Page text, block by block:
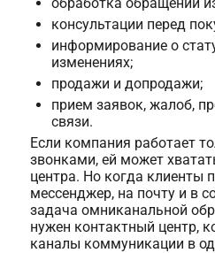
консультации перед
информирование о
изменениях;
продажи и допродажи;
прием заявок, жалоб,
связи.
Если компания работает
звонками, ей может
центра. Но когда клиенты
мессенджер, на почту и в
задача омниканальной
нужен контактный центр,
каналы коммуникации в